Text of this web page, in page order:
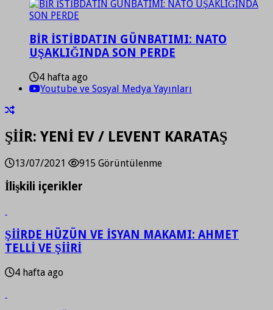
BİR İSTİBDATIN GÜNBATIMI: NATO
UŞAKLIĞINDA SON PERDE
4 hafta ago
Youtube ve Sosyal Medya Yayınları
ŞİİR: YENİ EV / LEVENT KARATAŞ
13/07/2021 915 Görüntülenme
İlişkili içerikler
ŞİİRDE HÜZÜN VE İSYAN MAKAMI: AHMET
TELLİ VE ŞİİRİ
4 hafta ago